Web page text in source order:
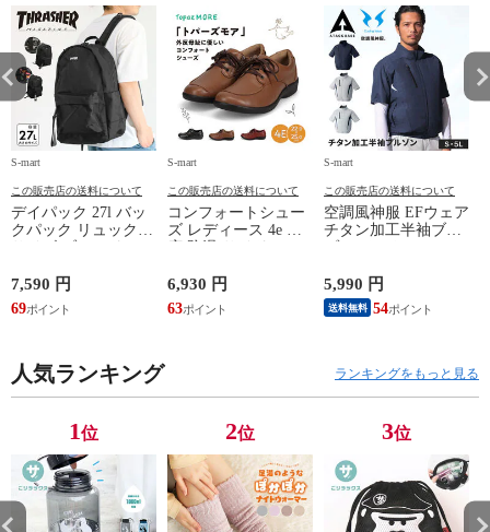
ージュ 5522
ージュ 5522
ージュ 5522
S-mart
この販売店の送料について
デイパック 27l バッ
クパック リュック
鞄 機内持ち込み 夏
スラッシャー
THRASHER r1929
7,590 円
69
S-mart
この販売店の送料について
コンフォートシュー
ズ レディース 4e 幅
シューズ 黒 トパー
ズ モア 靴 カジュア
ルシューズ 外反母趾
TOPAZ 1410
6,930 円
63
S-mart
この販売店の送料について
空調風神服 EFウェア
チタン加工半袖ブル
ジャケット 遮熱 作
業服 作業着 上着 ア
タックベース KF100
5,990 円
送料無料 54
人気ランキング ランキングをもっと見る
1位 2位 3位